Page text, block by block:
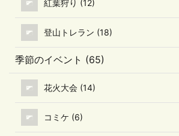
紅葉狩り (12)
登山トレラン (18)
季節のイベント (65)
花火大会 (14)
コミケ (6)